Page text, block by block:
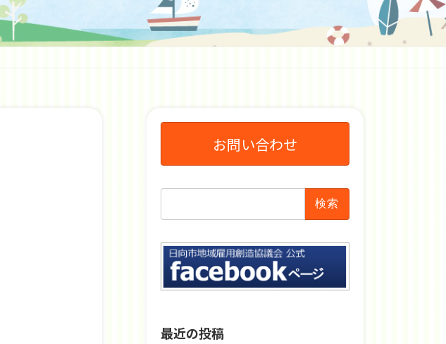
お問い合わせ
最近の投稿